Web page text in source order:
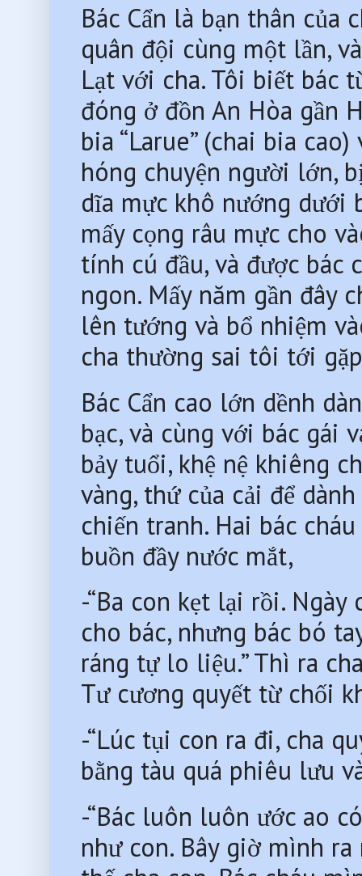
Bác Cẩn là bạn thân của
quân đội cùng một lần,
Lạt với cha. Tôi biết bác
đóng ở đồn An Hòa gần
bia “Larue” (chai bia
hóng chuyện người lớn,
dĩa mực khô nướng dưới
mấy cọng râu mực cho
tính cú đầu, và được bác
ngon. Mấy năm gần đây
lên tướng và bổ nhiệm
cha thường sai tôi tới
Bác Cẩn cao lớn dềnh
bạc, và cùng với bác gái
bảy tuổi, khệ nệ khiêng
vàng, thứ của cải để
chiến tranh. Hai bác
buồn đầy nước mắt,
-“Ba con kẹt lại rồi.
cho bác, nhưng bác bó
ráng tự lo liệu.” Thì ra
Tư cương quyết từ chối
-“Lúc tụi con ra đi, cha
bằng tàu quá phiêu lưu
-“Bác luôn luôn ước ao
như con. Bây giờ mình